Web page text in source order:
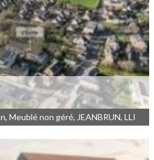
Meublé non géré, JEANBRUN, LLI